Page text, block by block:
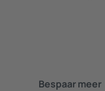
Bespaar meer